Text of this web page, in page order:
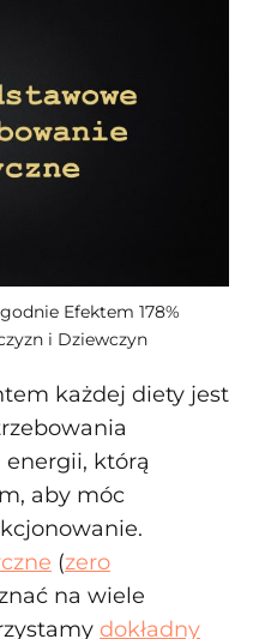
Efektem 178%
i Dziewczyn
każdej diety jest
energii, którą
aby móc
(zero
na wiele
dokładny